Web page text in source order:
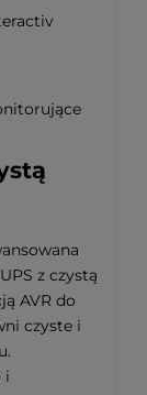
z czystą
AVR do
czyste i
i